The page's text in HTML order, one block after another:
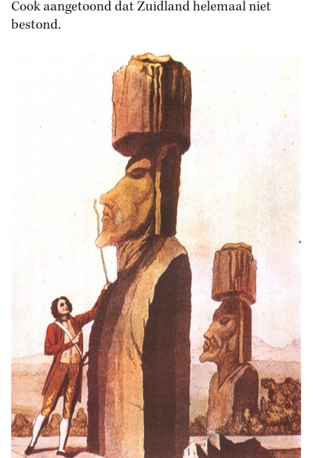
Cook aangetoond dat Zuidland helemaal niet
bestond.